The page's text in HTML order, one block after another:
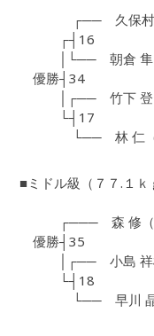
┌── 久保村 嘉輝
┌┤16
│└── 朝倉 隼
優勝┤34
│┌── 竹下 登（
└┤17
└── 林 仁（八
■ミドル級（７７.１
┌─── 森 修（ト
優勝┤35
│┌── 小島 祥雄
└┤18
└── 早川 晶（